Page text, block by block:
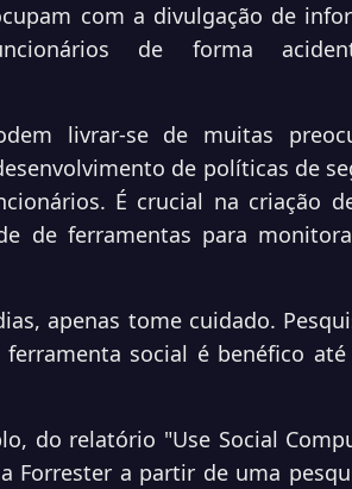
com a divulgação de
de forma
livrar-se de muitas
de políticas de
É crucial na criação
de ferramentas para
apenas tome cuidado.
social é benéfico até
do relatório "Use Social
Forrester a partir de uma